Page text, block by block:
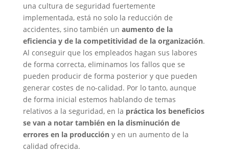
una cultura de seguridad fuertemente
implementada, está no solo la reducción de
accidentes, sino también un aumento de la
eficiencia y de la competitividad de la organización.
Al conseguir que los empleados hagan sus labores
de forma correcta, eliminamos los fallos que se
pueden producir de forma posterior y que pueden
generar costes de no-calidad. Por lo tanto, aunque
de forma inicial estemos hablando de temas
relativos a la seguridad, en la práctica los beneficios
se van a notar también en la disminución de
errores en la produccióny en un aumento de la
calidad ofrecida.